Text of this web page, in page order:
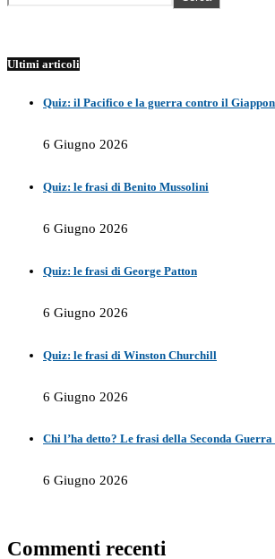
Ultimi articoli
Quiz: il Pacifico e la guerra contro il
6 Giugno 2026
Quiz: le frasi di Benito Mussolini
6 Giugno 2026
Quiz: le frasi di George Patton
6 Giugno 2026
Quiz: le frasi di Winston Churchill
6 Giugno 2026
Chi l’ha detto? Le frasi della Seconda
6 Giugno 2026
Commenti recenti